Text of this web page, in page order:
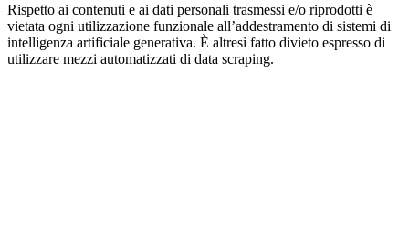
Rispetto ai contenuti e ai dati personali trasmessi e/o riprodotti è
vietata ogni utilizzazione funzionale all’addestramento di sistemi di
intelligenza artificiale generativa. È altresì fatto divieto espresso di
utilizzare mezzi automatizzati di data scraping.